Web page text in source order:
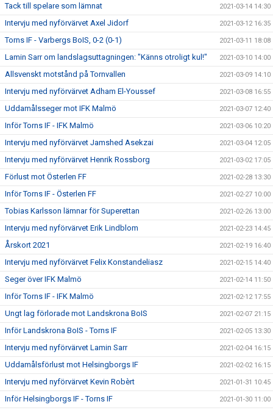
Tack till spelare som lämnat 2021-03-14 14:30
Intervju med nyförvärvet Axel Jidorf 2021-03-12 16:35
Torns IF - Varbergs BoIS, 0-2 (0-1) 2021-03-11 18:08
Lamin Sarr om landslagsuttagningen: "Känns otroligt kul!" 2021-03-10 14:00
Allsvenskt motstånd på Tornvallen 2021-03-09 14:10
Intervju med nyförvärvet Adham El-Youssef 2021-03-08 16:55
Uddamålsseger mot IFK Malmö 2021-03-07 12:40
Inför Torns IF - IFK Malmö 2021-03-06 10:20
Intervju med nyförvärvet Jamshed Asekzai 2021-03-04 12:05
Intervju med nyförvärvet Henrik Rossborg 2021-03-02 17:05
Förlust mot Österlen FF 2021-02-28 13:30
Inför Torns IF - Österlen FF 2021-02-27 10:00
Tobias Karlsson lämnar för Superettan 2021-02-26 13:00
Intervju med nyförvärvet Erik Lindblom 2021-02-23 14:45
Årskort 2021 2021-02-19 16:40
Intervju med nyförvärvet Felix Konstandeliasz 2021-02-15 14:40
Seger över IFK Malmö 2021-02-14 11:50
Inför Torns IF - IFK Malmö 2021-02-12 17:55
Ungt lag förlorade mot Landskrona BoIS 2021-02-07 21:15
Inför Landskrona BoIS - Torns IF 2021-02-05 13:30
Intervju med nyförvärvet Lamin Sarr 2021-02-04 16:15
Uddamålsförlust mot Helsingborgs IF 2021-02-02 16:15
Intervju med nyförvärvet Kevin Robèrt 2021-01-31 10:45
Inför Helsingborgs IF - Torns IF 2021-01-30 11:00